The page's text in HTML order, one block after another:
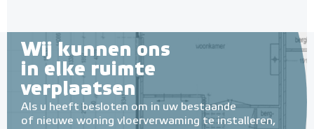
Wij kunnen ons
in elke ruimte
verplaatsen
Als u heeft besloten om in uw bestaande
of nieuwe woning vloerverwaming te installeren,